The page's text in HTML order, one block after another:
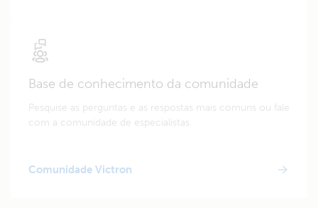
Base de conhecimento da comunidade
Pesquise as perguntas e as respostas mais comuns ou fale
com a comunidade de especialistas.
Comunidade Victron